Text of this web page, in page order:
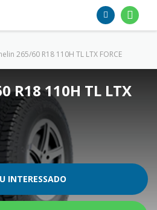
265/60 R18 110H TL LTX FORCE
R18 110H TL LTX
INTERESSADO